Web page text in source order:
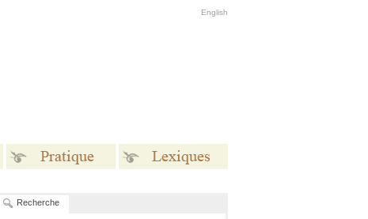
English
RecherchePratique